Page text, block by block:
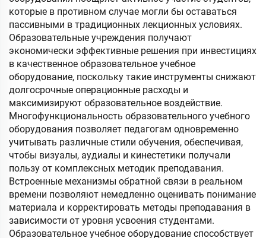
которые в противном случае могли бы оставаться
пассивными в традиционных лекционных условиях.
Образовательные учреждения получают
экономически эффективные решения при инвестициях
в качественное образовательное учебное
оборудование, поскольку такие инструменты снижают
долгосрочные операционные расходы и
максимизируют образовательное воздействие.
Многофункциональность образовательного учебного
оборудования позволяет педагогам одновременно
учитывать различные стили обучения, обеспечивая,
чтобы визуалы, аудиалы и кинестетики получали
пользу от комплексных методик преподавания.
Встроенные механизмы обратной связи в реальном
времени позволяют немедленно оценивать понимание
материала и корректировать методы преподавания в
зависимости от уровня усвоения студентами.
Образовательное учебное оборудование способствует